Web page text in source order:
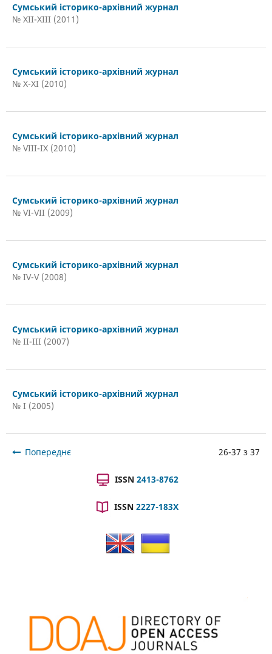
Сумський історико-архівний журнал
№ XII-XIII (2011)
Сумський історико-архівний журнал
№ X-XI (2010)
Сумський історико-архівний журнал
№ VIII-IX (2010)
Сумський історико-архівний журнал
№ VI-VII (2009)
Сумський історико-архівний журнал
№ IV-V (2008)
Сумський історико-архівний журнал
№ II-III (2007)
Сумський історико-архівний журнал
№ I (2005)
Попереднє 26-37 з 37
ISSN 2413-8762
ISSN 2227-183X